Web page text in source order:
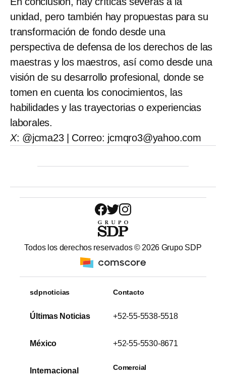
unidad, pero también hay propuestas para su
transformación de fondo desde una
perspectiva de defensa de los derechos de las
maestras y los maestros, así como desde una
visión de su desarrollo profesional, donde se
tomen en cuenta los conocimientos, las
habilidades y las trayectorias o experiencias
laborales.
X: @jcma23 | Correo: jcmqro3@yahoo.com
Todos los derechos reservados © 2026 Grupo SDP
sdpnoticias
Últimas Noticias
México
Internacional
Contacto
+52-55-5538-5518
+52-55-5530-8671
Comercial